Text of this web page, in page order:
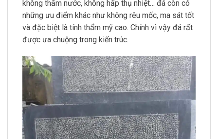
không thấm nước, không hấp thụ nhiệt… đá còn có
những ưu điểm khác như không rêu mốc, ma sát tốt
và đặc biệt là tính thẩm mỹ cao. Chính vì vậy đá rất
được ưa chuộng trong kiến trúc.